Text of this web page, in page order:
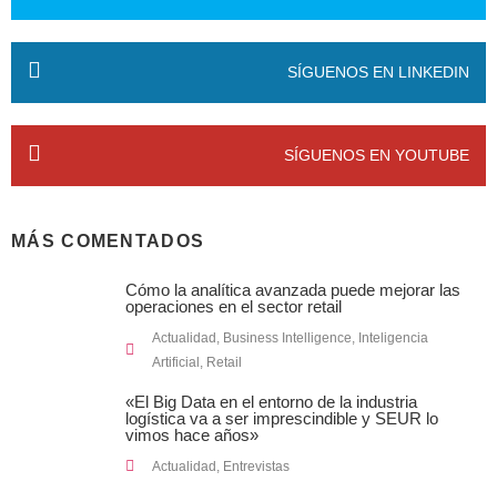
SÍGUENOS EN LINKEDIN
SÍGUENOS EN YOUTUBE
MÁS COMENTADOS
Cómo la analítica avanzada puede mejorar las
operaciones en el sector retail
Actualidad , Business Intelligence, Inteligencia
Artificial , Retail
«El Big Data en el entorno de la industria
logística va a ser imprescindible y SEUR lo
vimos hace años»
Actualidad , Entrevistas